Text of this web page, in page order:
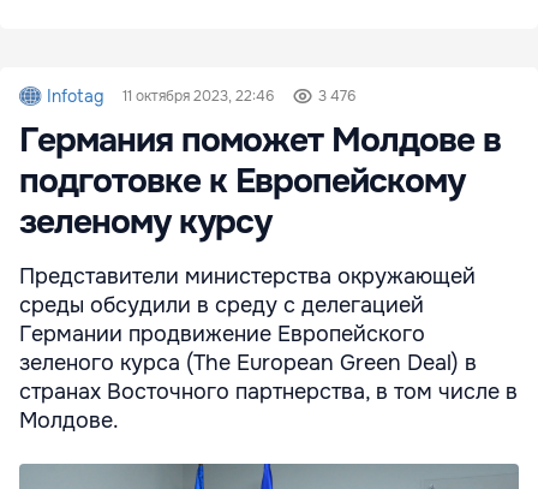
Infotag 11 октября 2023, 22:46 3 476
Германия поможет Молдове в
подготовке к Европейскому
зеленому курсу
Представители министерства окружающей
среды обсудили в среду с делегацией
Германии продвижение Европейского
зеленого курса (The European Green Deal) в
странах Восточного партнерства, в том числе в
Молдове.